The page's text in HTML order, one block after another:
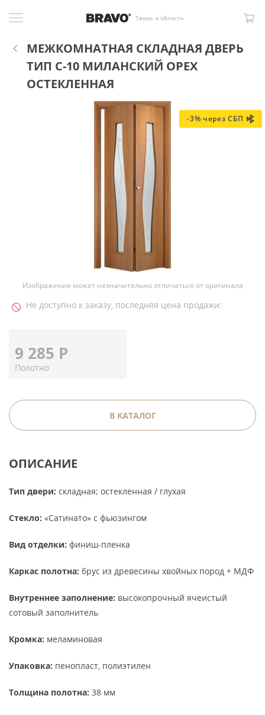
Тверь и область
МЕЖКОМНАТНАЯ СКЛАДНАЯ ДВЕРЬ
ТИП С-10 МИЛАНСКИЙ ОРЕХ
ОСТЕКЛЕННАЯ
-3% через СБП
Изображение может незначительно отличаться от оригинала
Не доступно к заказу, последняя цена продажи:
9 285 Р
Полотно
В КАТАЛОГ
ОПИСАНИЕ
Тип двери: складная; остекленная / глухая
Стекло: «Сатинато» c фьюзингом
Вид отделки: финиш-пленка
Каркас полотна: брус из древесины хвойных пород + МДФ
Внутреннее заполнение: высокопрочный ячеистый
сотовый заполнитель
Кромка: меламиновая
Упаковка: пенопласт, полиэтилен
Толщина полотна: 38 мм